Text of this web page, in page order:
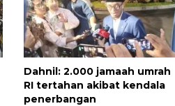
Dahnil: 2.000 jamaah umrah
RI tertahan akibat kendala
penerbangan